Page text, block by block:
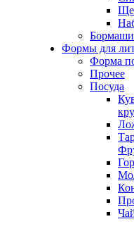
Формы для
Форма
Прочее
Посуда